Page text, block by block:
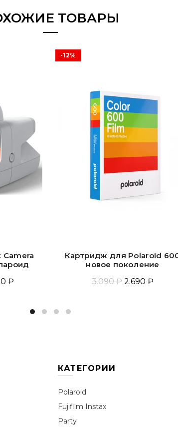
ТОВАРЫ
Camera
₽
-12%
Картридж для Polaroid
новое поколение
3.090 ₽ 2.690 ₽
КАТЕГОРИИ
Polaroid
Fujifilm Instax
Party